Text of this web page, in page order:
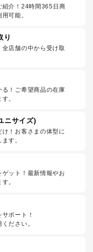
紹介！24時間365日商
可能。
り
店舗の中から受け取
！ご希望商品の在庫
。
ニサイズ)
！お客さまの体型に
す。
ゲット！最新情報やお
。
ポート！
ださい。